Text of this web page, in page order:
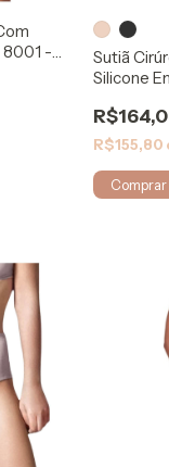
8001 -
Sutiã
Silicone
R$155,80
Comprar